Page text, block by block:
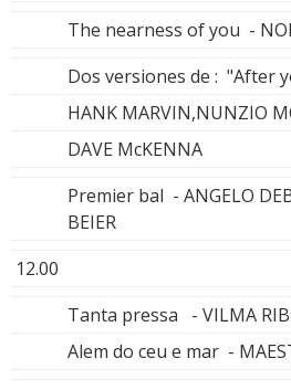
The nearness of you -
Dos versiones de : "After
HANK MARVIN,NUNZIO
DAVE McKENNA
Premier bal - ANGELO
BEIER
12.00
Tanta pressa - VILMA
Alem do ceu e mar -